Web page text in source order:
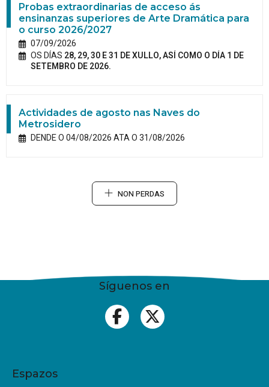
Probas extraordinarias de acceso ás
ensinanzas superiores de Arte Dramática para
o curso 2026/2027
07/09/2026
OS DÍAS 28, 29, 30 E 31 DE XULLO, ASÍ COMO O DÍA 1 DE
SETEMBRO DE 2026.
Actividades de agosto nas Naves do
Metrosidero
DENDE O 04/08/2026 ATA O 31/08/2026
NON PERDAS
Síguenos en
Espazos